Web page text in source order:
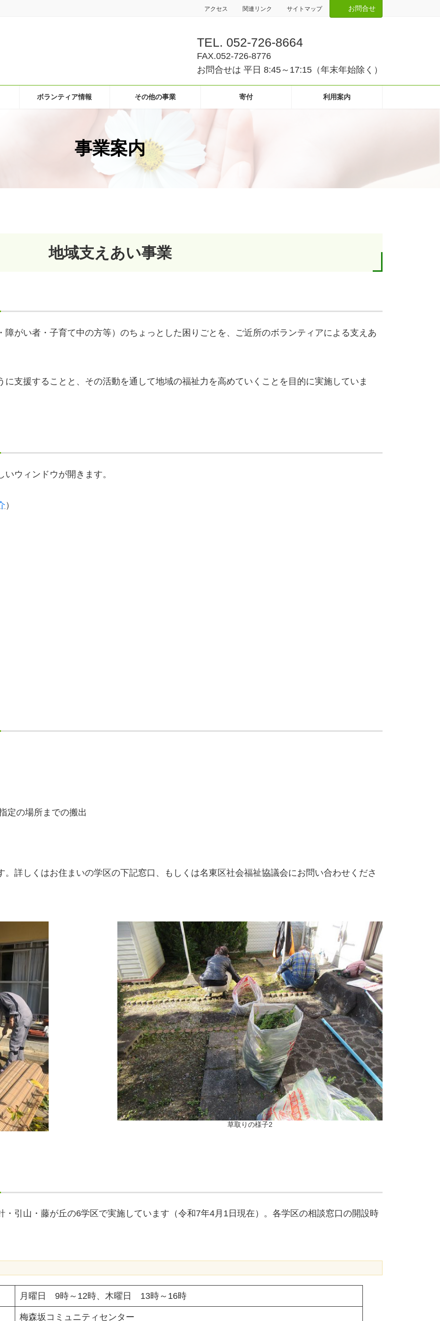
アクセス 関連リンク サイトマップ お問合せ
TEL. 052-726-8664
FAX.052-726-8776
お問合せは 平日 8:45～17:15（年末年始除く）
ボランティア情報 その他の事業 寄付 利用案内
事業案内
地域支えあい事業
がい者・子育て中の方等）のちょっとした困りごとを、ご近所のボランティアによる支えあ
支援することと、その活動を通して地域の福祉力を高めていくことを目的に実施していま
ウィンドウが開きます。
）
定の場所までの搬出
詳しくはお住まいの学区の下記窓口、もしくは名東区社会福祉協議会にお問い合わせくださ
草取りの様子2
引山・藤が丘の6学区で実施しています（令和7年4月1日現在）。各学区の相談窓口の開設時
月曜日 9時～12時、木曜日 13時～16時
梅森坂コミュニティセンター